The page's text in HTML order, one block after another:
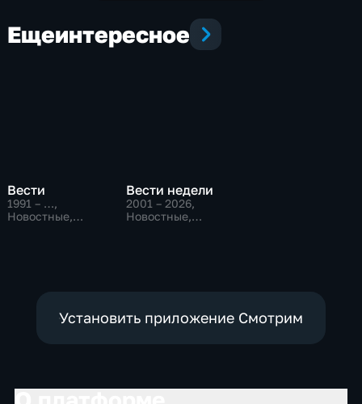
Ещеинтересное
Вести
1991 – …,
Новостные,
Вести недели
2001 – 2026,
Новостные,
Установить приложение Смотрим